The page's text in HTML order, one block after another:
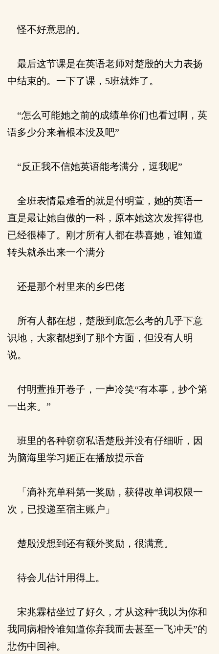
怪不好意思的。
最后这节课是在英语老师对楚殷的大力表扬
中结束的。一下了课，5班就炸了。
“怎么可能她之前的成绩单你们也看过啊，英
语多少分来着根本没及吧”
“反正我不信她英语能考满分，逗我呢”
全班表情最难看的就是付明萱，她的英语一
直是最让她自傲的一科，原本她这次发挥得也
已经很棒了。刚才所有人都在恭喜她，谁知道
转头就杀出来一个满分
还是那个村里来的乡巴佬
所有人都在想，楚殷到底怎么考的几乎下意
识地，大家都想到了那个方面，但没有人明
说。
付明萱推开卷子，一声冷笑“有本事，抄个第
一出来。”
班里的各种窃窃私语楚殷并没有仔细听，因
为脑海里学习姬正在播放提示音
「滴补充单科第一奖励，获得改单词权限一
次，已投递至宿主账户」
楚殷没想到还有额外奖励，很满意。
待会儿估计用得上。
宋兆霖枯坐过了好久，才从这种“我以为你和
我同病相怜谁知道你弃我而去甚至一飞冲天”的
悲伤中回神。